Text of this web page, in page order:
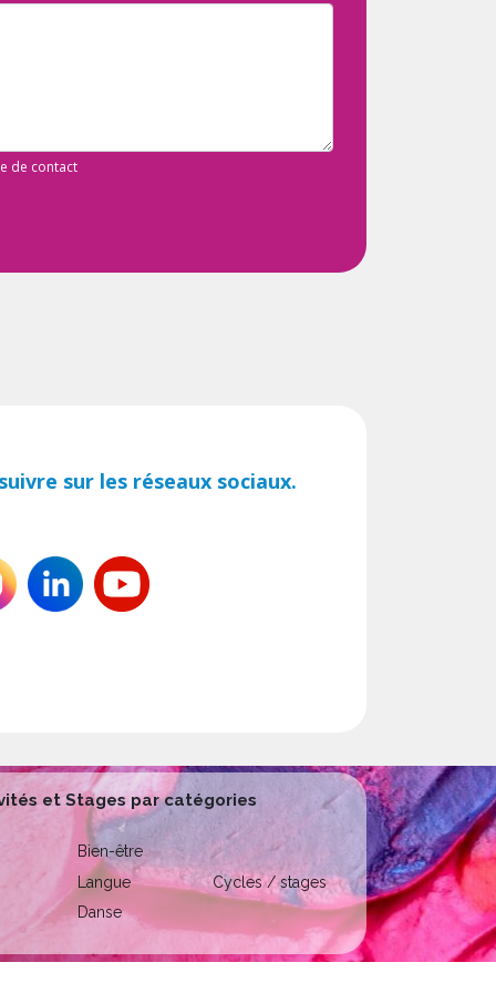
de contact
sur les réseaux sociaux.
et Stages par catégories
Bien-être
Langue
Danse
Cycles / stages